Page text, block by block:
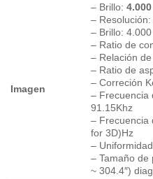
Imagen
– Brillo:
–
– Brillo:
– Ratio de
– Relación
– Ratio de
– Correción
– Frecuencia
91.15Khz
– Frecuencia
for 3D)Hz
–
– Tamaño de
~ 304.4″)